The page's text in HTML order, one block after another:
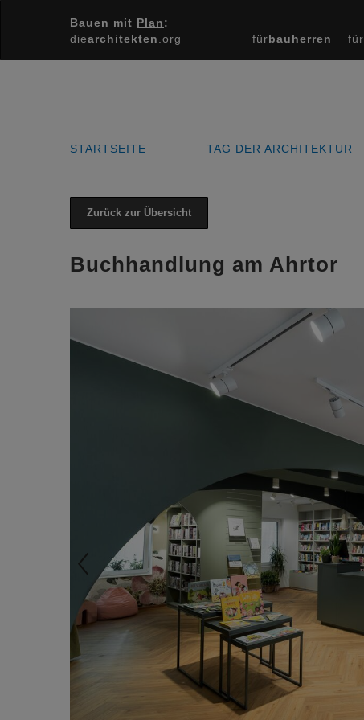
Bauen mit Plan:
diearchitekten .org fürbauherren für
STARTSEITE TAG DER ARCHITEKTUR
Zurück zur Übersicht
Buchhandlung am Ahrtor